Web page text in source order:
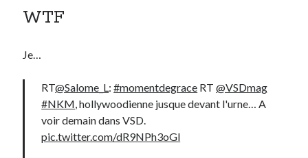
WTF
Je…
RT@Salome_L:#momentdegrace RT@VSDmag
#NKM, hollywoodienne jusque devant l'urne… A
voir demain dans VSD.
pic.twitter.com/dR9NPh3oGl